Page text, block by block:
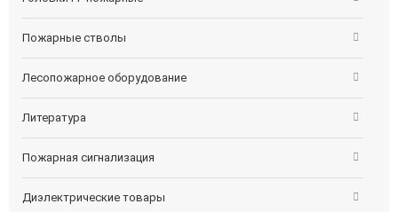
Пожарные стволы
Лесопожарное оборудование
Литература
Пожарная сигнализация
Диэлектрические товары